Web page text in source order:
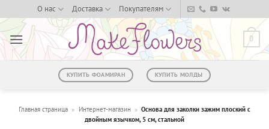
to
content
О нас Доставка Покупателям
0
КУПИТЬ ФОАМИРАН КУПИТЬ МОЛДЫ
Главная страница » Интернет-магазин » Основа для заколки зажим плоский с
двойным язычком, 5 см, стальной